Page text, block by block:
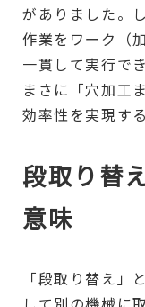
がありました。
作業をワーク（
一貫して実行でき
まさに「穴加工
効率性を実現す
段取り替
意味
「段取り替え」